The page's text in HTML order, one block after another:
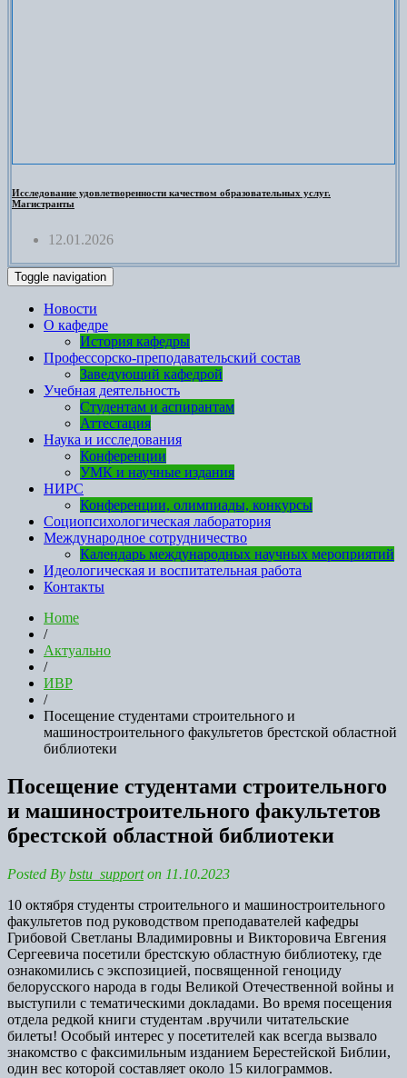
Исследование удовлетворенности качеством образовательных услуг.
Магистранты
12.01.2026
Toggle navigation
Новости
О кафедре
История кафедры
Профессорско-преподавательский состав
Заведующий кафедрой
Учебная деятельность
Студентам и аспирантам
Аттестация
Наука и исследования
Конференции
УМК и научные издания
НИРС
Конференции, олимпиады, конкурсы
Социопсихологическая лаборатория
Международное сотрудничество
Календарь международных научных мероприятий
Идеологическая и воспитательная работа
Контакты
Home
/
Актуально
/
ИВР
/
Посещение студентами строительного и
машиностроительного факультетов брестской областной
библиотеки
Посещение студентами строительного
и машиностроительного факультетов
брестской областной библиотеки
Posted By bstu_supporton 11.10.2023
10 октября студенты строительного и машиностроительного
факультетов под руководством преподавателей кафедры
Грибовой Светланы Владимировны и Викторовича Евгения
Сергеевича посетили брестскую областную библиотеку, где
ознакомились с экспозицией, посвященной геноциду
белорусского народа в годы Великой Отечественной войны и
выступили с тематическими докладами. Во время посещения
отдела редкой книги студентам .вручили читательские
билеты! Особый интерес у посетителей как всегда вызвало
знакомство с факсимильным изданием Берестейской Библии,
один вес которой составляет около 15 килограммов.